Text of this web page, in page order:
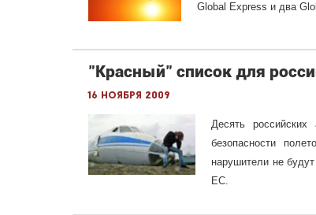
Global Express и два
"Красный" список для
16 ноября 2009
Десять
безопасности
нарушители не
ЕС.